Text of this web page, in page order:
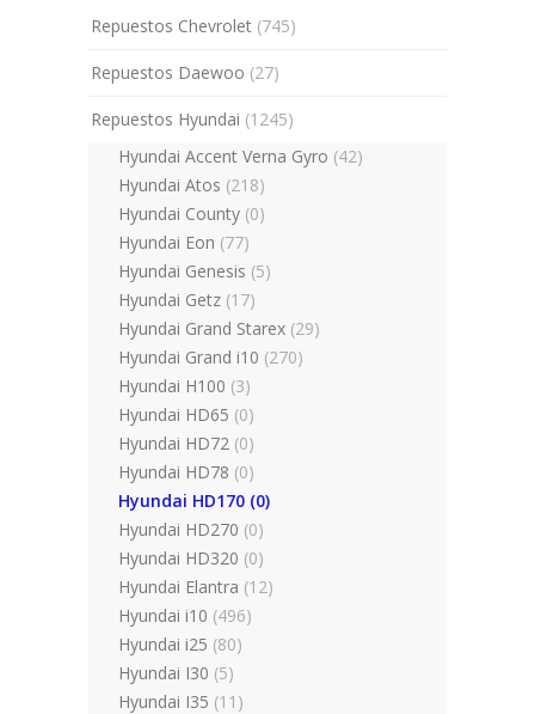
Repuestos Chevrolet (745)
Repuestos Daewoo (27)
Repuestos Hyundai (1245)
Hyundai Accent Verna Gyro (42)
Hyundai Atos (218)
Hyundai County (0)
Hyundai Eon (77)
Hyundai Genesis (5)
Hyundai Getz (17)
Hyundai Grand Starex (29)
Hyundai Grand i10 (270)
Hyundai H100 (3)
Hyundai HD65 (0)
Hyundai HD72 (0)
Hyundai HD78 (0)
Hyundai HD170 (0)
Hyundai HD270 (0)
Hyundai HD320 (0)
Hyundai Elantra (12)
Hyundai i10 (496)
Hyundai i25 (80)
Hyundai I30 (5)
Hyundai I35 (11)